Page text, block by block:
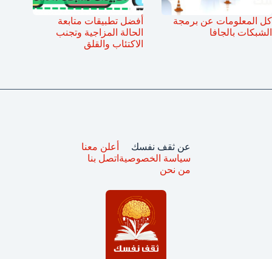
كل المعلومات عن برمجة
الشبكات بالجافا
أفضل تطبيقات متابعة
الحالة المزاجية وتجنب
الاكتئاب والقلق
عن ثقف نفسك
سياسة الخصوصية
من نحن
أعلن معنا
اتصل بنا